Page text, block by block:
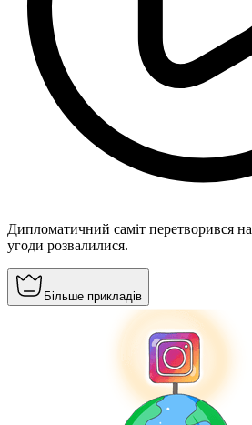
Дипломатичний саміт перетворився на
угоди розвалилися.
Більше прикладів